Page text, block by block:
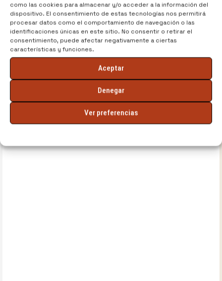
como las cookies para almacenar y/o acceder a la información del
dispositivo. El consentimiento de estas tecnologías nos permitirá
procesar datos como el comportamiento de navegación o las
identificaciones únicas en este sitio. No consentir o retirar el
consentimiento, puede afectar negativamente a ciertas
características y funciones.
Aceptar
Denegar
Ver preferencias